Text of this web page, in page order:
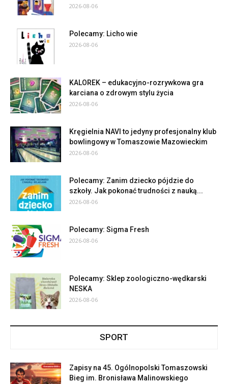
2026-08-06
Polecamy: Licho wie
2026-08-06
KALOREK – edukacyjno-rozrywkowa gra
karciana o zdrowym stylu życia
2026-08-06
Kręgielnia NAVI to jedyny profesjonalny klub
bowlingowy w Tomaszowie Mazowieckim
2026-08-06
Polecamy: Zanim dziecko pójdzie do
szkoły. Jak pokonać trudności z nauką...
2026-08-06
Polecamy: Sigma Fresh
2026-08-06
Polecamy: Sklep zoologiczno-wędkarski
NESKA
2026-08-06
SPORT
Zapisy na 45. Ogólnopolski Tomaszowski
Bieg im. Bronisława Malinowskiego